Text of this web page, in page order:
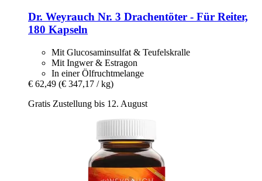
Dr. Weyrauch Nr. 3 Drachentöter -​ Für Reiter,
180 Kapseln
Mit Glucosaminsulfat & Teufelskralle
Mit Ingwer & Estragon
In einer Ölfruchtmelange
€ 62,49 (€ 347,17 / kg)
Gratis Zustellung bis 12. August